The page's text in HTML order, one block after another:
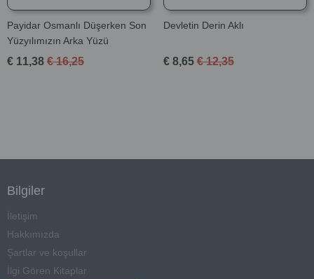
Payidar Osmanlı Düşerken Son
Yüzyılımızın Arka Yüzü
€ 11,38 € 16,25
Devletin Derin Aklı
€ 8,65 € 12,35
Bilgiler
İletişim
Hakkımızda
Şartlar ve koşullar
İlgi Gören Kitaplar